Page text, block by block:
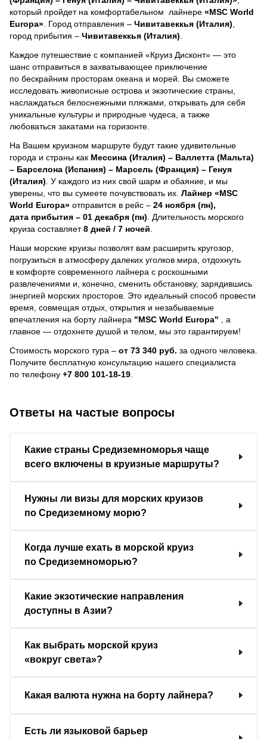
который пройдет на комфортабельном лайнере «MSC World
Europa» . Город отправления – Чивитавеккья (Италия)
город прибытия – Чивитавеккья (Италия)
Каждое путешествие с компанией «Круиз Дисконт» — это
шанс отправиться в захватывающее приключение
по бескрайним просторам океана и морей. Вы сможете
исследовать живописные острова и экзотические страны,
наслаждаться белоснежными пляжами, открывать для себя
уникальные культуры и природные чудеса, а также
любоваться закатами на горизонте.
На Вашем круизном маршруте будут такие удивительные
города и страны как Мессина (Италия) – Валлетта (Мальта)
– Барселона (Испания) – Марсель (Франция) – Генуя
(Италия) . У каждого из них свой шарм и обаяние, и мы
уверены, что вы сумеете почувствовать их. Лайнер «MSC
World Europa» отправится в рейс – 24 ноября (пн),
дата прибытия – 01 декабря (пн) . Длительность морского
круиза составляет8 дней / 7 ночей
Наши морские круизы позволят вам расширить кругозор,
погрузиться в атмосферу далеких уголков мира, отдохнуть
в комфорте современного лайнера с роскошными
развлечениями и, конечно, сменить обстановку, зарядившись
энергией морских просторов. Это идеальный способ провести
время, совмещая отдых, открытия и незабываемые
впечатления на борту лайнера "MSC World Europa"
, a
главное — отдохнете душой и телом, мы это гарантируем!
Стоимость морского тура – от 73 340 руб. за одного человека.
Получите бесплатную консультацию нашего специалиста
по телефону +7 800 101-18-19
Ответы на частые вопросы
Какие страны Средиземноморья чаще
всего включены в круизные маршруты?
Нужны ли визы для морских круизов
по Средиземному морю?
Когда лучше ехать в морской круиз
по Средиземноморью?
Какие экзотические направления
доступны в Азии?
Как выбрать морской круиз
«вокруг света»?
Какая валюта нужна на борту лайнера?
Есть ли языковой барьер